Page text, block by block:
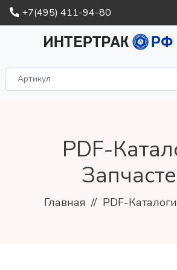
+7(495) 411-94-80
PDF-
Главная PDF-